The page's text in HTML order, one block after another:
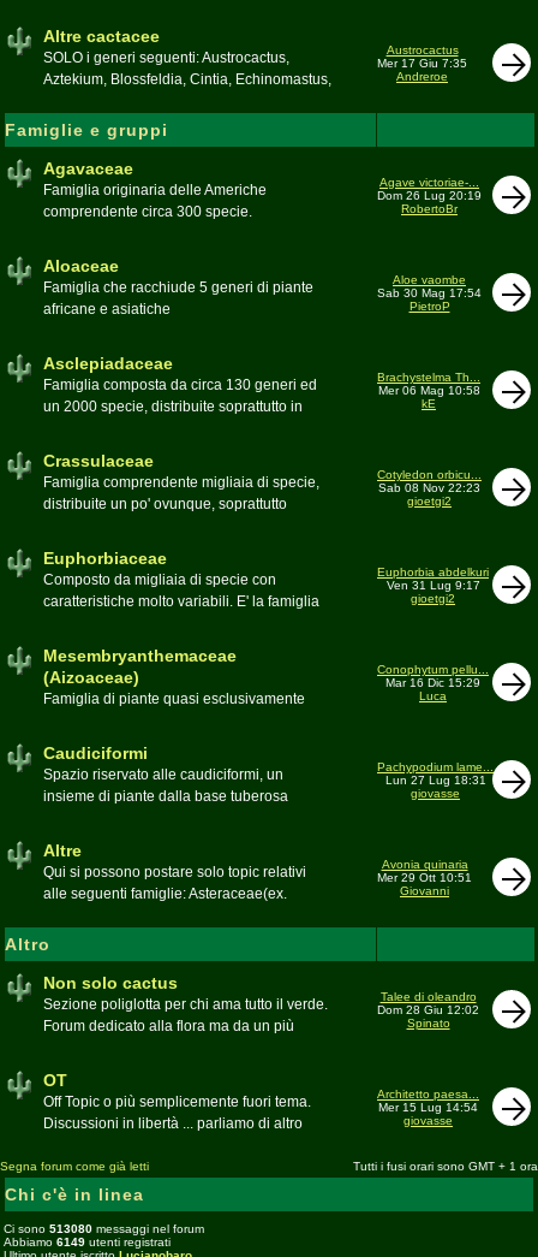
Altre cactacee
SOLO i generi seguenti: Austrocactus,
Aztekium, Blossfeldia, Cintia, Echinomastus,
Geohintonia, Obregonia, Oroya,
Ortegocactus, Pediocactus, Pelecyphora,
Pereskia, Sclerocactus, Strombocactus ,
Toumeya, Uebelmannia, Yavia. Sottotribù:
Hylocereinae (Aporocactus, Epiphyllum,
Austrocactus
Mer 17 Giu 7:35
Andreroe
Famiglie e gruppi
Agavaceae
Famiglia originaria delle Americhe
comprendente circa 300 specie.
generi:Agave, Beschorneria, Furcraea,
Hesperaloë, Littaea, Manfreda, Polianthes,
Agave victoriae-...
Dom 26 Lug 20:19
RobertoBr
Aloaceae
Famiglia che racchiude 5 generi di piante
africane e asiatiche
Aloe vaombe
Sab 30 Mag 17:54
PietroP
Asclepiadaceae
Famiglia composta da circa 130 generi ed
un 2000 specie, distribuite soprattutto in
Brachystelma Th...
Mer 06 Mag 10:58
kE
Crassulaceae
Famiglia comprendente migliaia di specie,
distribuite un po' ovunque, soprattutto
Cotyledon orbicu...
Sab 08 Nov 22:23
gioetgi2
Euphorbiaceae
Composto da migliaia di specie con
caratteristiche molto variabili. E' la famiglia
popolazioni anche nel nostro paese
Moderatorebeppe58
Euphorbia abdelkuri
Ven 31 Lug 9:17
gioetgi2
Mesembryanthemaceae
(Aizoaceae)
Famiglia di piante quasi esclusivamente
appartenenti alla famiglia
Conophytum pellu...
Mar 16 Dic 15:29
Luca
Caudiciformi
Spazio riservato alle caudiciformi, un
insieme di piante dalla base tuberosa
Pachypodium lame...
Lun 27 Lug 18:31
giovasse
Altre
Qui si possono postare solo topic relativi
alle seguenti famiglie: Asteraceae(ex.
Sansevieria; Lamiaceae (ex. Labiatae) gen.
Coleus e Plectranthus; Peperomiaceae gen.
Peperomia (solo specie succulente);
Geraniaceae gen. Pelargonium, Monsonia
Talinum, Portulacaria
Avonia quinaria
Mer 29 Ott 10:51
Giovanni
Altro
Non solo cactus
Sezione poliglotta per chi ama tutto il verde.
Forum dedicato alla flora ma da un più
Talee di oleandro
Dom 28 Giu 12:02
Spinato
OT
Off Topic o più semplicemente fuori tema.
Discussioni in libertà ... parliamo di altro
Architetto paesa...
Mer 15 Lug 14:54
giovasse
Segna forum come già letti Tutti i fusi orari sono GMT + 1 ora
Chi c'è in linea
Ci sono 513080 messaggi nel forum
Abbiamo 6149 utenti registrati